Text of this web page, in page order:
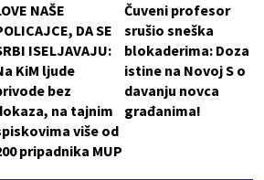
NAŠE
DA SE
ISELJAVAJU:
KiM ljude
bez
na tajnim
više od
pripadnika MUP
Čuveni profesor
srušio sneška
blokaderima: Doza
istine na Novoj S o
davanju novca
građanima!